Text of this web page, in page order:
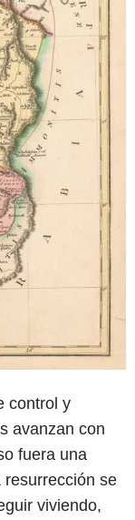
control y
avanzan con
fuera una
se
viviendo,